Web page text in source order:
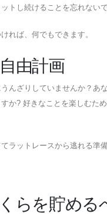
トし続けることを忘れないで
れば、何でもできます。
由計画
んざりしていませんか？あ
か? 好きなことを楽しむた
てラットレースから逃れる準
らを貯める